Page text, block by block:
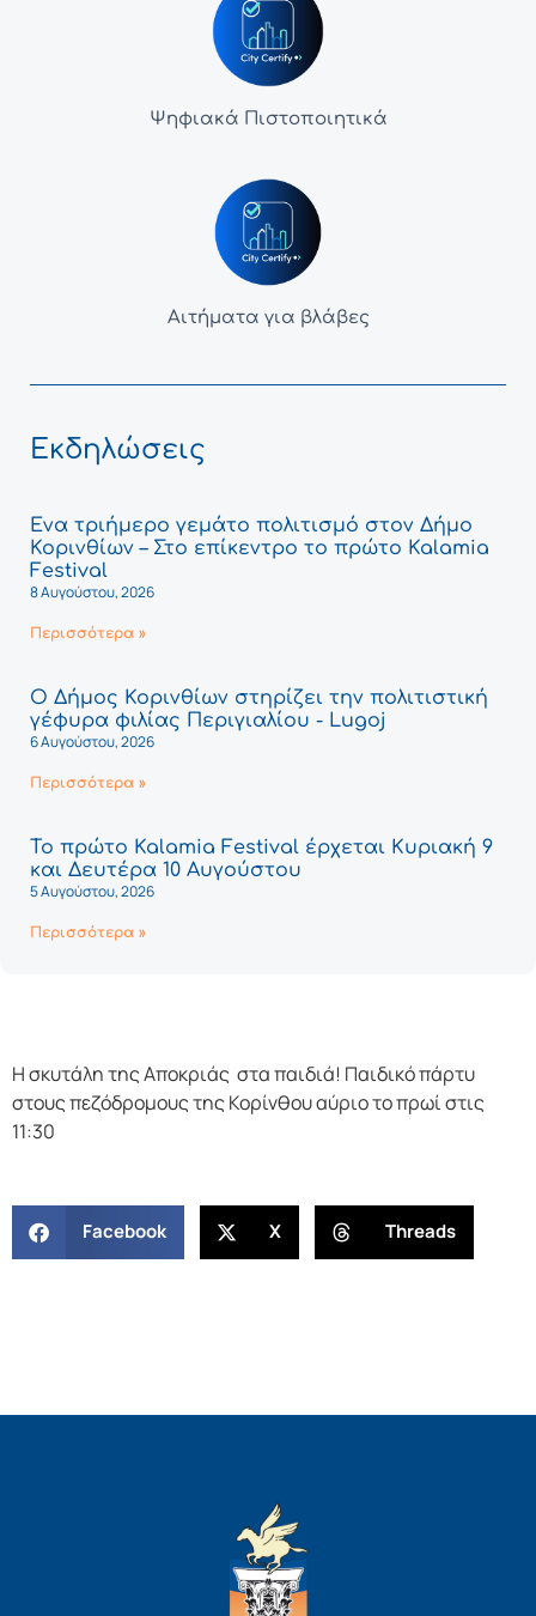
Ψηφιακά Πιστοποιητικά
Αιτήματα για βλάβες
Εκδηλώσεις
Ένα τριήμερο γεμάτο πολιτισμό στον Δήμο
Κορινθίων – Στο επίκεντρο το πρώτο Kalamia
Festival
8 Αυγούστου, 2026
Περισσότερα »
Ο Δήμος Κορινθίων στηρίζει την πολιτιστική
γέφυρα φιλίας Περιγιαλίου - Lugoj
6 Αυγούστου, 2026
Περισσότερα »
Το πρώτο Kalamia Festival έρχεται Κυριακή 9
και Δευτέρα 10 Αυγούστου
5 Αυγούστου, 2026
Περισσότερα »
Η σκυτάλη της Αποκριάς στα παιδιά! Παιδικό πάρτυ
στους πεζόδρομους της Κορίνθου αύριο το πρωί στις
11:30
Facebook X Threads